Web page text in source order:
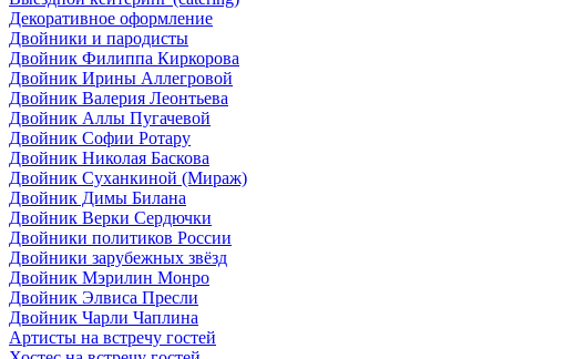
Декоративное оформление
Двойники и пародисты
Двойник Филиппа Киркорова
Двойник Ирины Аллегровой
Двойник Валерия Леонтьева
Двойник Аллы Пугачевой
Двойник Софии Ротару
Двойник Николая Баскова
Двойник Суханкиной (Мираж)
Двойник Димы Билана
Двойник Верки Сердючки
Двойники политиков России
Двойники зарубежных звёзд
Двойник Мэрилин Монро
Двойник Элвиса Пресли
Двойник Чарли Чаплина
Артисты на встречу гостей